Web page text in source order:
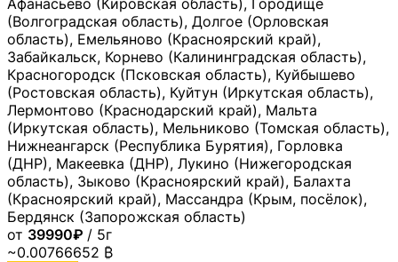
Афанасьево (Кировская область), Городище
(Волгоградская область), Долгое (Орловская
область), Емельяново (Красноярский край),
Забайкальск, Корнево (Калининградская область),
Красногородск (Псковская область), Куйбышево
(Ростовская область), Куйтун (Иркутская область),
Лермонтово (Краснодарский край), Мальта
(Иркутская область), Мельниково (Томская область),
Нижнеангарск (Республика Бурятия), Горловка
(ДНР), Макеевка (ДНР), Лукино (Нижегородская
область), Зыково (Красноярский край), Балахта
(Красноярский край), Массандра (Крым, посёлок),
Бердянск (Запорожская область)
от 39990₽ / 5г
~0.00766652 ₿